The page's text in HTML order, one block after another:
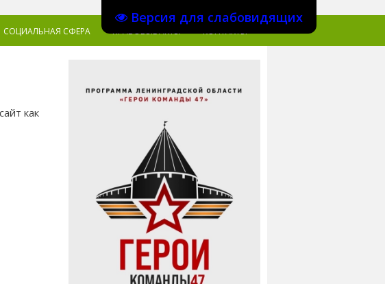
Версия для слабовидящих
СОЦИАЛЬНАЯ СФЕРА ПРАВОВЫЕ АКТЫ КОНТАКТЫ
как